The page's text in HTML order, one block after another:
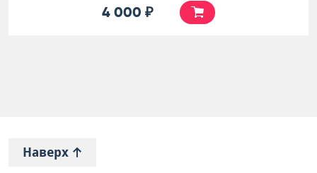
4 000 ₽
Наверх